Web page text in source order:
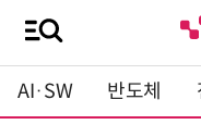
AI·SW 반도체